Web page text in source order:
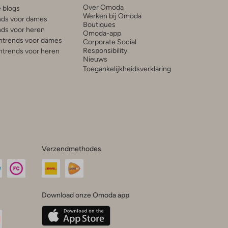
blogs
voor dames
voor heren
voor dames
voor heren
Over Omoda
Werken bij Omoda
Boutiques
Omoda-app
Corporate Social
Responsibility
Nieuws
Toegankelijkheidsverklaring
Verzendmethodes
Download onze Omoda app